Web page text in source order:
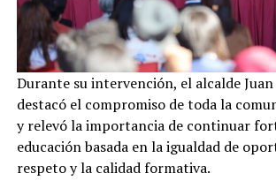
Durante su intervención, el alcalde
destacó el compromiso de toda la
y relevó la importancia de continuar
educación basada en la igualdad de
respeto y la calidad formativa.